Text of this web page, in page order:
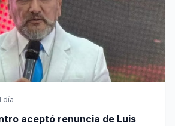
día
aceptó renuncia de Luis